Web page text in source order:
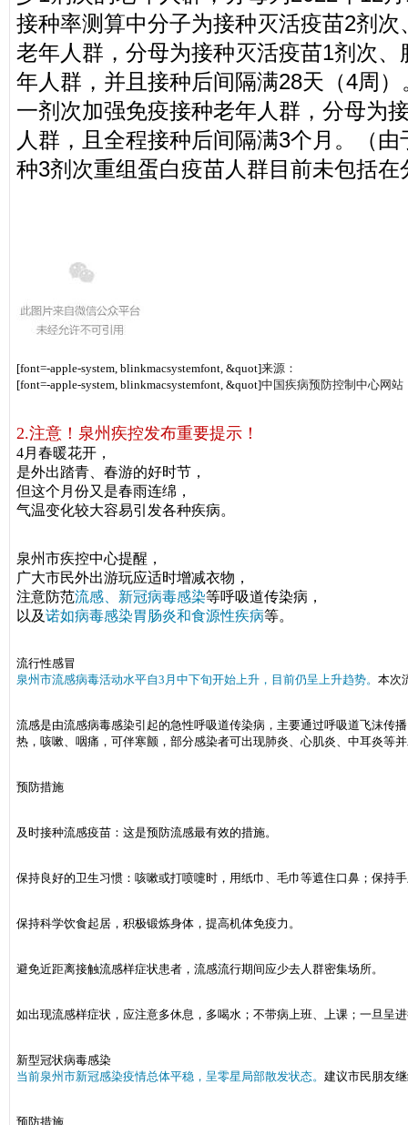
接种率测算中分子为接种灭活疫苗2剂
老年人群，分母为接种灭活疫苗1剂次
年人群，并且接种后间隔满28天（4周
一剂次加强免疫接种老年人群，分母为
人群，且全程接种后间隔满3个月。（
种3剂次重组蛋白疫苗人群目前未包括在
[font=-apple-system, blinkmacsystemfont, &quot]来源：
[font=-apple-system, blinkmacsystemfont, &quot]中国疾病预防控制中心网站
2.注意！泉州疾控发布重要提示！
4月春暖花开，
是外出踏青、春游的好时节，
但这个月份又是春雨连绵，
气温变化较大容易引发各种疾病。
泉州市疾控中心提醒，
广大市民外出游玩应适时增减衣物，
注意防范流感、新冠病毒感染等呼吸道传染病，
以及诺如病毒感染胃肠炎和食源性疾病等。
流行性感冒
泉州市流感病毒活动水平自3月中下旬开始上升，目前仍呈上升趋势。 本次
流感是由流感病毒感染引起的急性呼吸道传染病，主要通过呼吸道飞沫传
热，咳嗽、咽痛，可伴寒颤，部分感染者可出现肺炎、心肌炎、中耳炎等
预防措施
及时接种流感疫苗：这是预防流感最有效的措施。
保持良好的卫生习惯：咳嗽或打喷嚏时，用纸巾、毛巾等遮住口鼻；保持
保持科学饮食起居，积极锻炼身体，提高机体免疫力。
避免近距离接触流感样症状患者，流感流行期间应少去人群密集场所。
如出现流感样症状，应注意多休息，多喝水；不带病上班、上课；一旦呈
新型冠状病毒感染
当前泉州市新冠感染疫情总体平稳，呈零星局部散发状态。 建议市民朋友
预防措施